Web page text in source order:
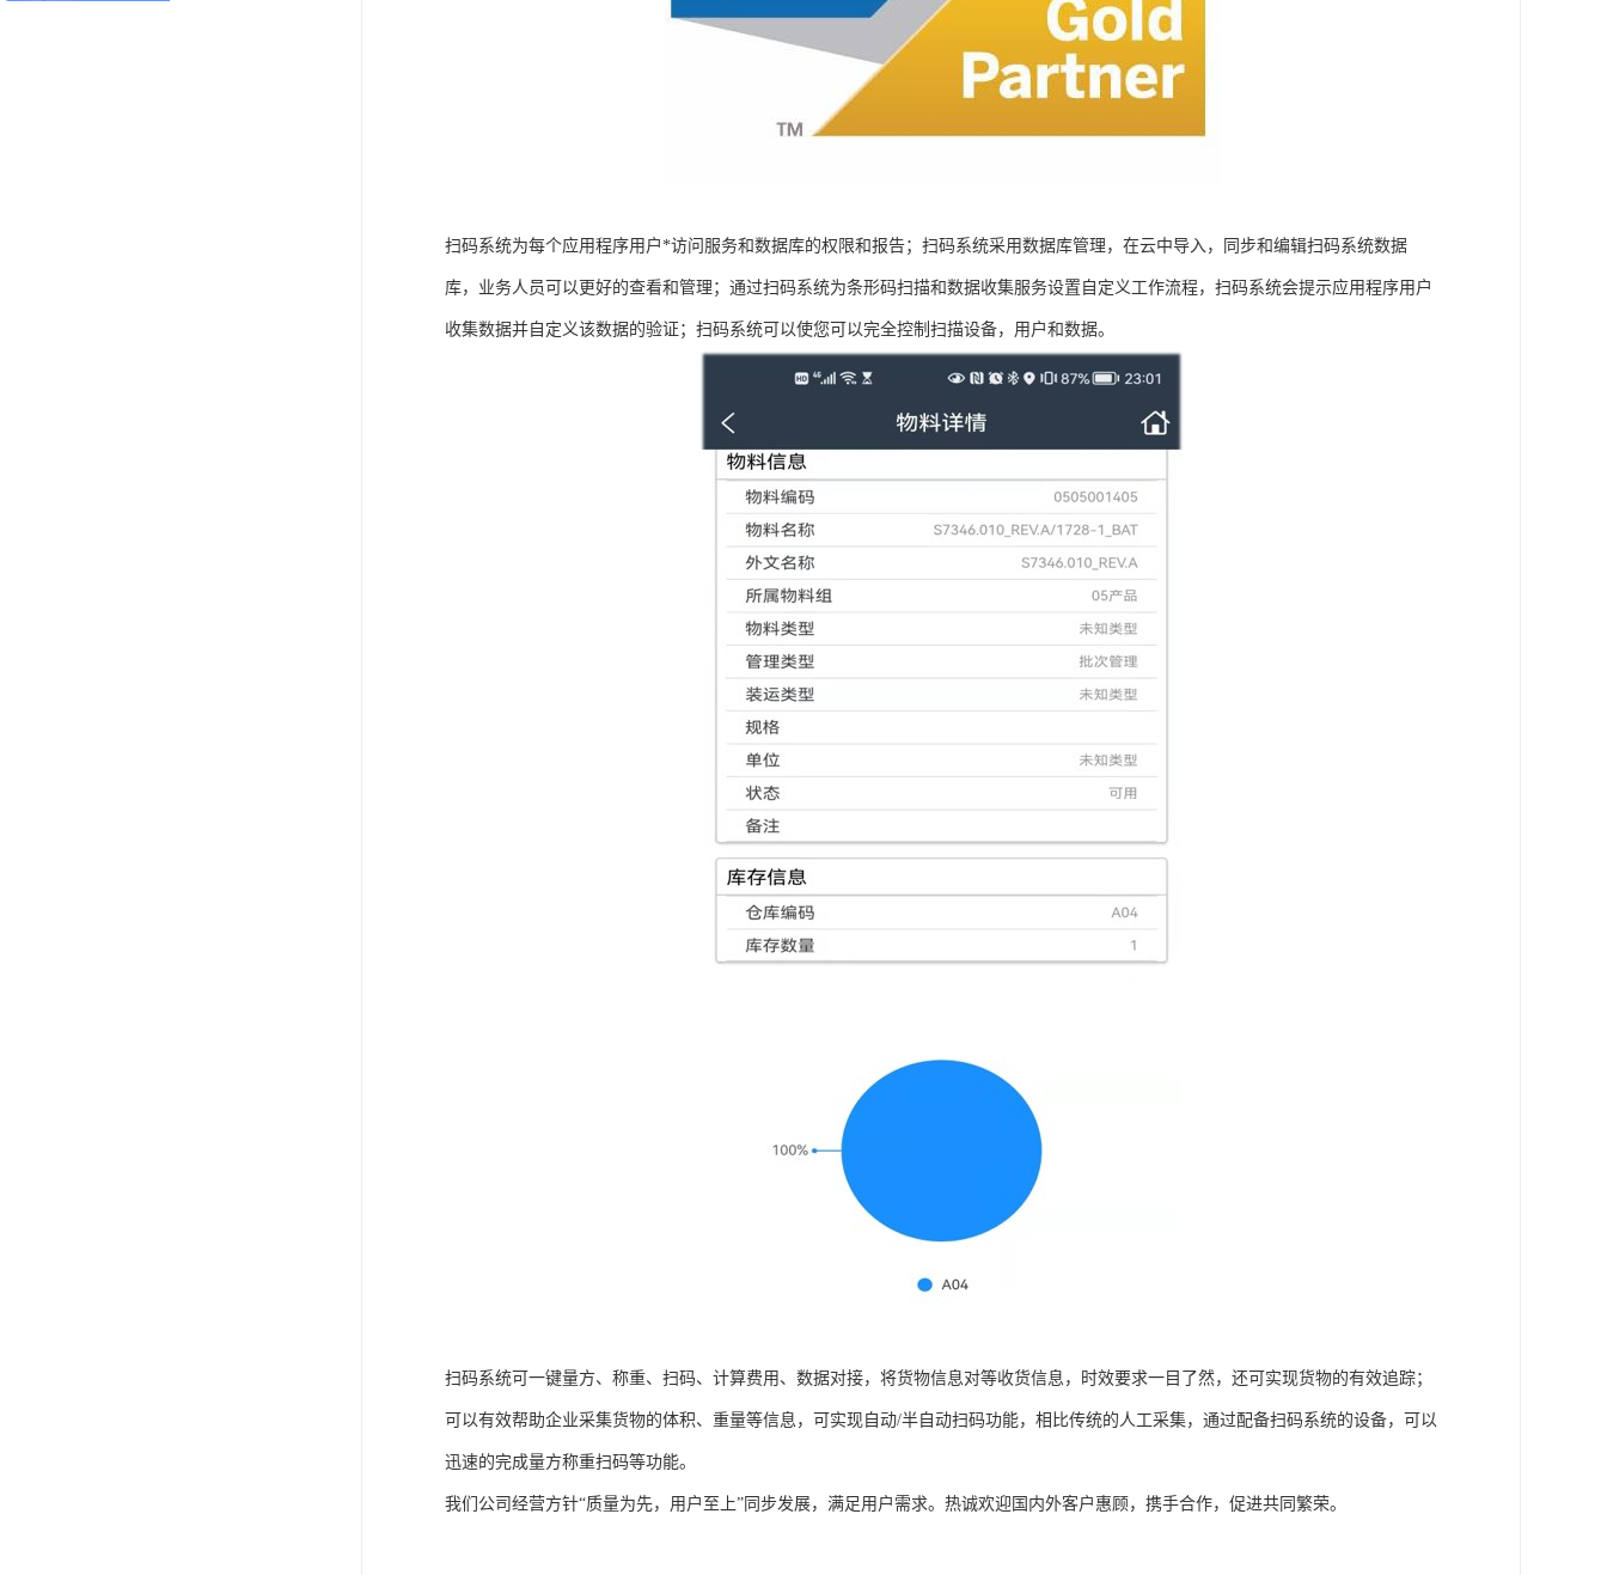
扫码系统为每个应用程序用户*访问服务和数据库的权限和报告；扫码系统采用数据库管理，在云中导入，同步和编辑扫码系统数据
库，业务人员可以更好的查看和管理；通过扫码系统为条形码扫描和数据收集服务设置自定义工作流程，扫码系统会提示应用程序用户
收集数据并自定义该数据的验证；扫码系统可以使您可以完全控制扫描设备，用户和数据。
扫码系统可一键量方、称重、扫码、计算费用、数据对接，将货物信息对等收货信息，时效要求一目了然，还可实现货物的有效追踪；
可以有效帮助企业采集货物的体积、重量等信息，可实现自动/半自动扫码功能，相比传统的人工采集，通过配备扫码系统的设备，可以
迅速的完成量方称重扫码等功能。
我们公司经营方针“质量为先，用户至上”同步发展，满足用户需求。热诚欢迎国内外客户惠顾，携手合作，促进共同繁荣。